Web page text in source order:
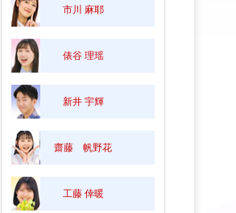
市川 麻耶
俵谷 理瑶
新井 宇輝
齋藤 帆野花
工藤 倖暖